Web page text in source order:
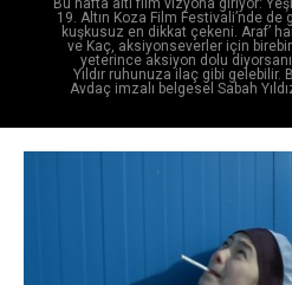
Bu hafta altı film vizyona giriyor:
19. Altın Koza Film Festivali’nde
kuşkusuz en dikkat çekeni. Araf’
ve Kaç, aksiyonseverler için
yeterince aksiyon dolu
Yıldır ruhunuza ilaç gibi gelebilir.
Avdaç imzalı belgesel Sabah